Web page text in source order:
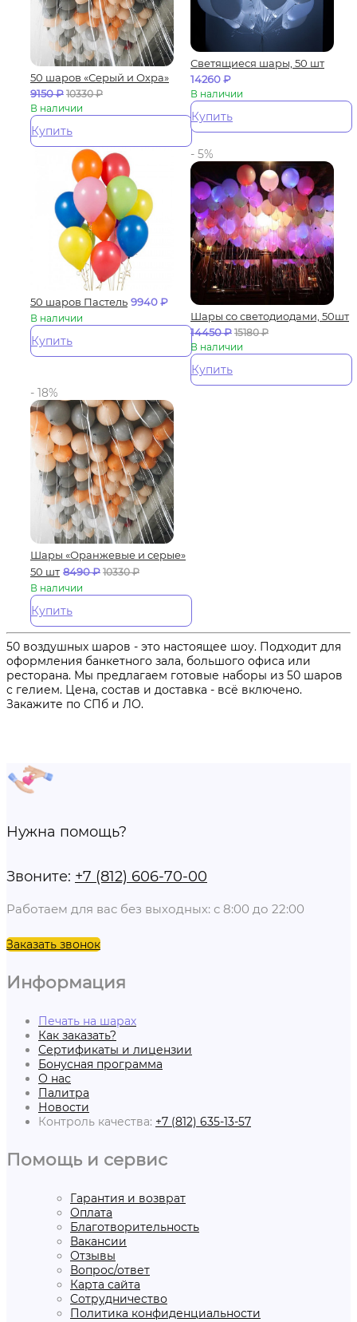
50 шаров «Серый и Охра»
9150₽ 10330₽
В наличии
Купить
Светящиеся шары, 50 шт
14260₽
В наличии
Купить
50 шаров Пастель 9940₽
В наличии
Купить
- 5%
Шары со светодиодами, 50шт
14450₽ 15180₽
В наличии
Купить
- 18%
Шары «Оранжевые и серые»
50 шт 8490₽ 10330₽
В наличии
Купить
50 воздушных шаров - это настоящее шоу. Подходит для
оформления банкетного зала, большого офиса или
ресторана. Мы предлагаем готовые наборы из 50 шаров
с гелием. Цена, состав и доставка - всё включено.
Закажите по СПб и ЛО.
Нужна помощь?
Звоните: +7 (812) 606-70-00
Работаем для вас без выходных: с 8:00 до 22:00
Заказать звонок
Информация
Печать на шарах
Как заказать?
Сертификаты и лицензии
Бонусная программа
О нас
Палитра
Новости
Контроль качества: +7 (812) 635-13-57
Помощь и сервис
Гарантия и возврат
Оплата
Благотворительность
Вакансии
Отзывы
Вопрос/ответ
Карта сайта
Сотрудничество
Политика конфиденциальности